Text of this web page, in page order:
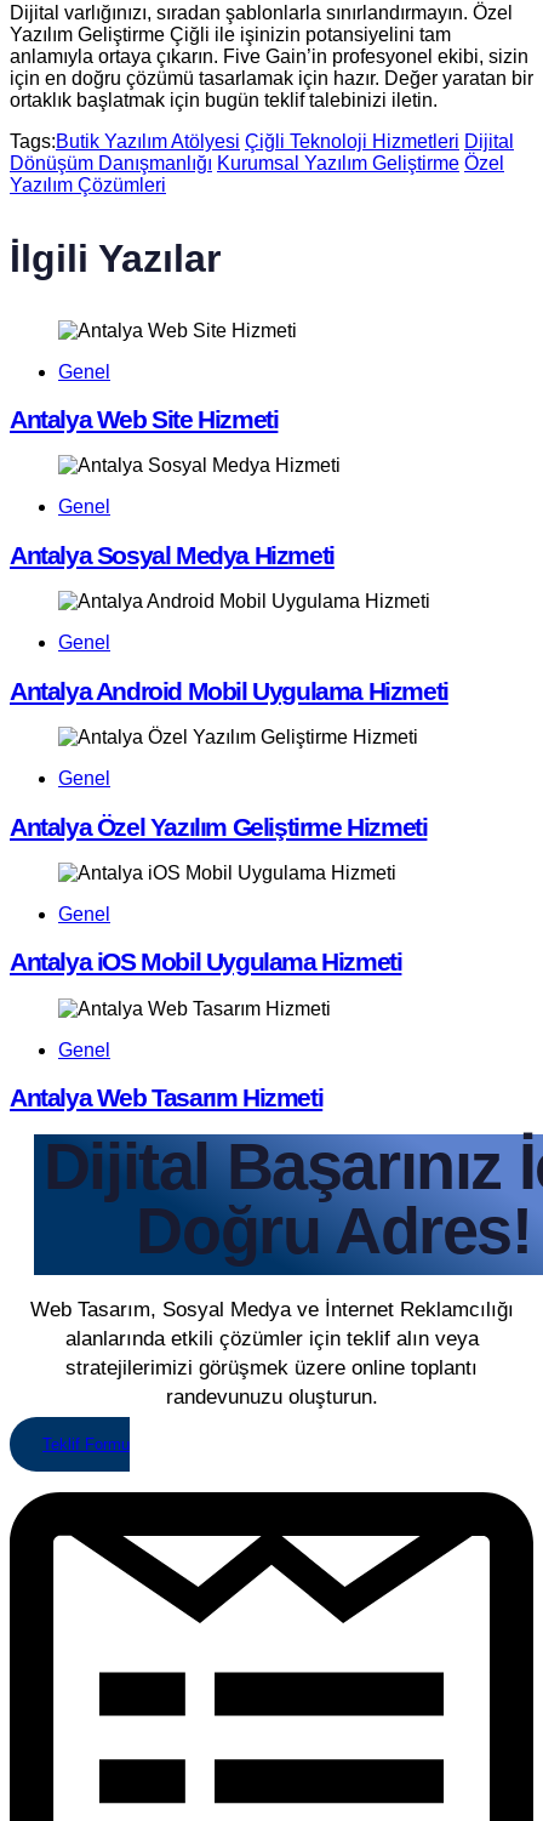
Dijital varlığınızı, sıradan şablonlarla sınırlandırmayın. Özel
Yazılım Geliştirme Çiğli ile işinizin potansiyelini tam
anlamıyla ortaya çıkarın. Five Gain’in profesyonel ekibi, sizin
için en doğru çözümü tasarlamak için hazır. Değer yaratan bir
ortaklık başlatmak için bugün teklif talebinizi iletin.
Tags:Butik Yazılım Atölyesi Çiğli Teknoloji Hizmetleri Dijital
Dönüşüm Danışmanlığı Kurumsal Yazılım Geliştirme Özel
Yazılım Çözümleri
İlgili Yazılar
Genel
Antalya Web Site Hizmeti
Genel
Antalya Sosyal Medya Hizmeti
Genel
Antalya Android Mobil Uygulama Hizmeti
Genel
Antalya Özel Yazılım Geliştirme Hizmeti
Genel
Antalya iOS Mobil Uygulama Hizmeti
Genel
Antalya Web Tasarım Hizmeti
Dijital Başarınız
Doğru Adres!
Web Tasarım, Sosyal Medya ve İnternet Reklamcılığı
alanlarında etkili çözümler için teklif alın veya
stratejilerimizi görüşmek üzere online toplantı
randevunuzu oluşturun.
Teklif Formu